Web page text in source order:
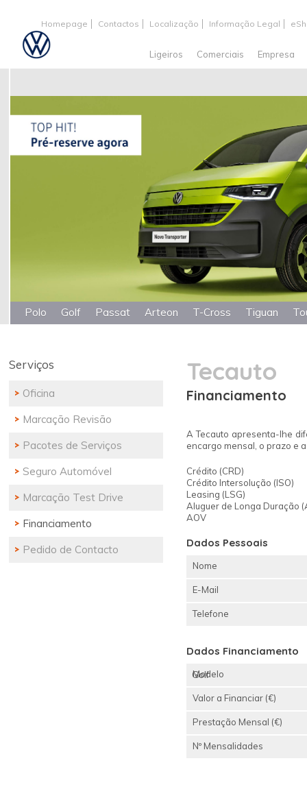
Homepage Contactos Localização Informação Legal
Ligeiros Comerciais Empresa
Polo Golf Passat Arteon T-Cross Tiguan
Serviços
Oficina
Marcação Revisão
Pacotes de Serviços
Seguro Automóvel
Marcação Test Drive
Financiamento
Pedido de Contacto
Tecauto
Financiamento
A Tecauto apresenta-lhe
encargo mensal, o prazo e
Crédito (CRD)
Crédito Intersolução (ISO)
Leasing (LSG)
Aluguer de Longa Duração
AOV
Dados Pessoais
Nome
E-Mail
Telefone
Dados Financiamento
Modelo
Valor a Financiar (€)
Prestação Mensal (€)
Nº Mensalidades